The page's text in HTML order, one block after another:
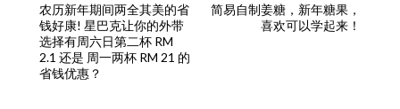
简易自制姜糖，新年糖果，
喜欢可以学起来！
农历新年期间两全其美的省
钱好康! 星巴克让你的外带
选择有周六日第二杯 RM
2.1 还是 周一两杯 RM 21 的
省钱优惠？